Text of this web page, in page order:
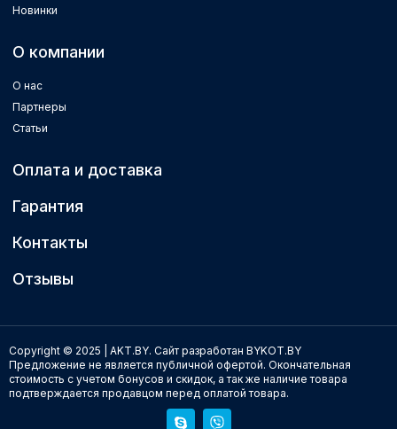
Новинки
О компании
О нас
Партнеры
Статьи
Оплата и доставка
Гарантия
Контакты
Отзывы
Copyright © 2025 | AKT.BY. Сайт разработан BYKOT.BY
Предложение не является публичной офертой. Окончательная
стоимость с учетом бонусов и скидок, а так же наличие товара
подтверждается продавцом перед оплатой товара.